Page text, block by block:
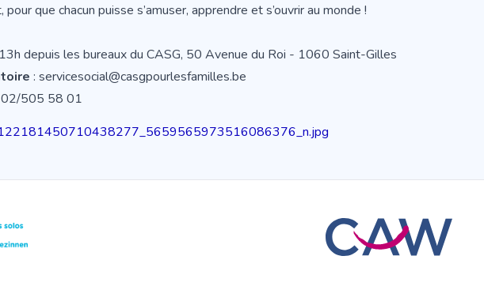
que chacun puisse s’amuser, apprendre et s’ouvrir au monde !
depuis les bureaux du CASG, 50 Avenue du Roi - 1060 Saint-Gilles
: servicesocial@casgpourlesfamilles.be
02/505 58 01